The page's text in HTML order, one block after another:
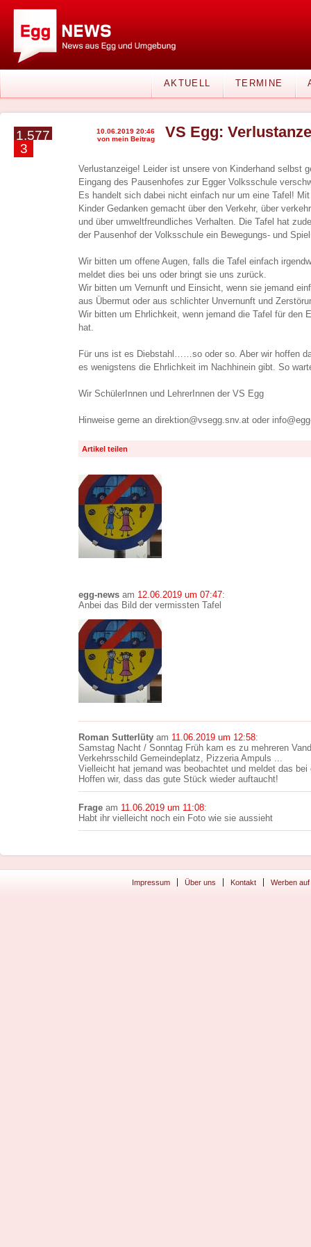
AKTUELL TERMINE
1.577
3
10.06.2019 20:46
von mein Beitrag
VS Egg:
Verlustanzeige! Leider ist unsere von Kinderhand selbst
Eingang des Pausenhofes zur Egger Volksschule
Es handelt sich dabei nicht einfach nur um eine Tafel!
Kinder Gedanken gemacht über den Verkehr, über
und über umweltfreundliches Verhalten. Die Tafel hat
der Pausenhof der Volksschule ein Bewegungs- und
Wir bitten um offene Augen, falls die Tafel einfach
meldet dies bei uns oder bringt sie uns zurück.
Wir bitten um Vernunft und Einsicht, wenn sie jemand
aus Übermut oder aus schlichter Unvernunft und
Wir bitten um Ehrlichkeit, wenn jemand die Tafel für den
hat.
Für uns ist es Diebstahl……so oder so. Aber wir hoffen
es wenigstens die Ehrlichkeit im Nachhinein gibt. So
Wir SchülerInnen und LehrerInnen der VS Egg
Hinweise gerne an direktion@vsegg.snv.at oder
Artikel teilen
egg-news am 12.06.2019 um 07:47:
Anbei das Bild der vermissten Tafel
Roman Sutterlüty am 11.06.2019 um 12:58:
Samstag Nacht / Sonntag Früh kam es zu mehreren
Verkehrsschild Gemeindeplatz, Pizzeria Ampuls ...
Vielleicht hat jemand was beobachtet und meldet das bei
Hoffen wir, dass das gute Stück wieder auftaucht!
Frage am 11.06.2019 um 11:08:
Habt ihr vielleicht noch ein Foto wie sie aussieht
Impressum Über uns Kontakt Werben